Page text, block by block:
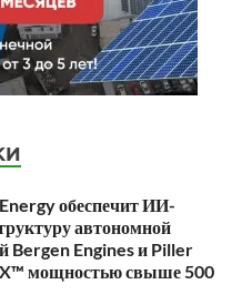
обеспечит ИИ-
автономной
Bergen Engines и Piller
мощностью свыше 500